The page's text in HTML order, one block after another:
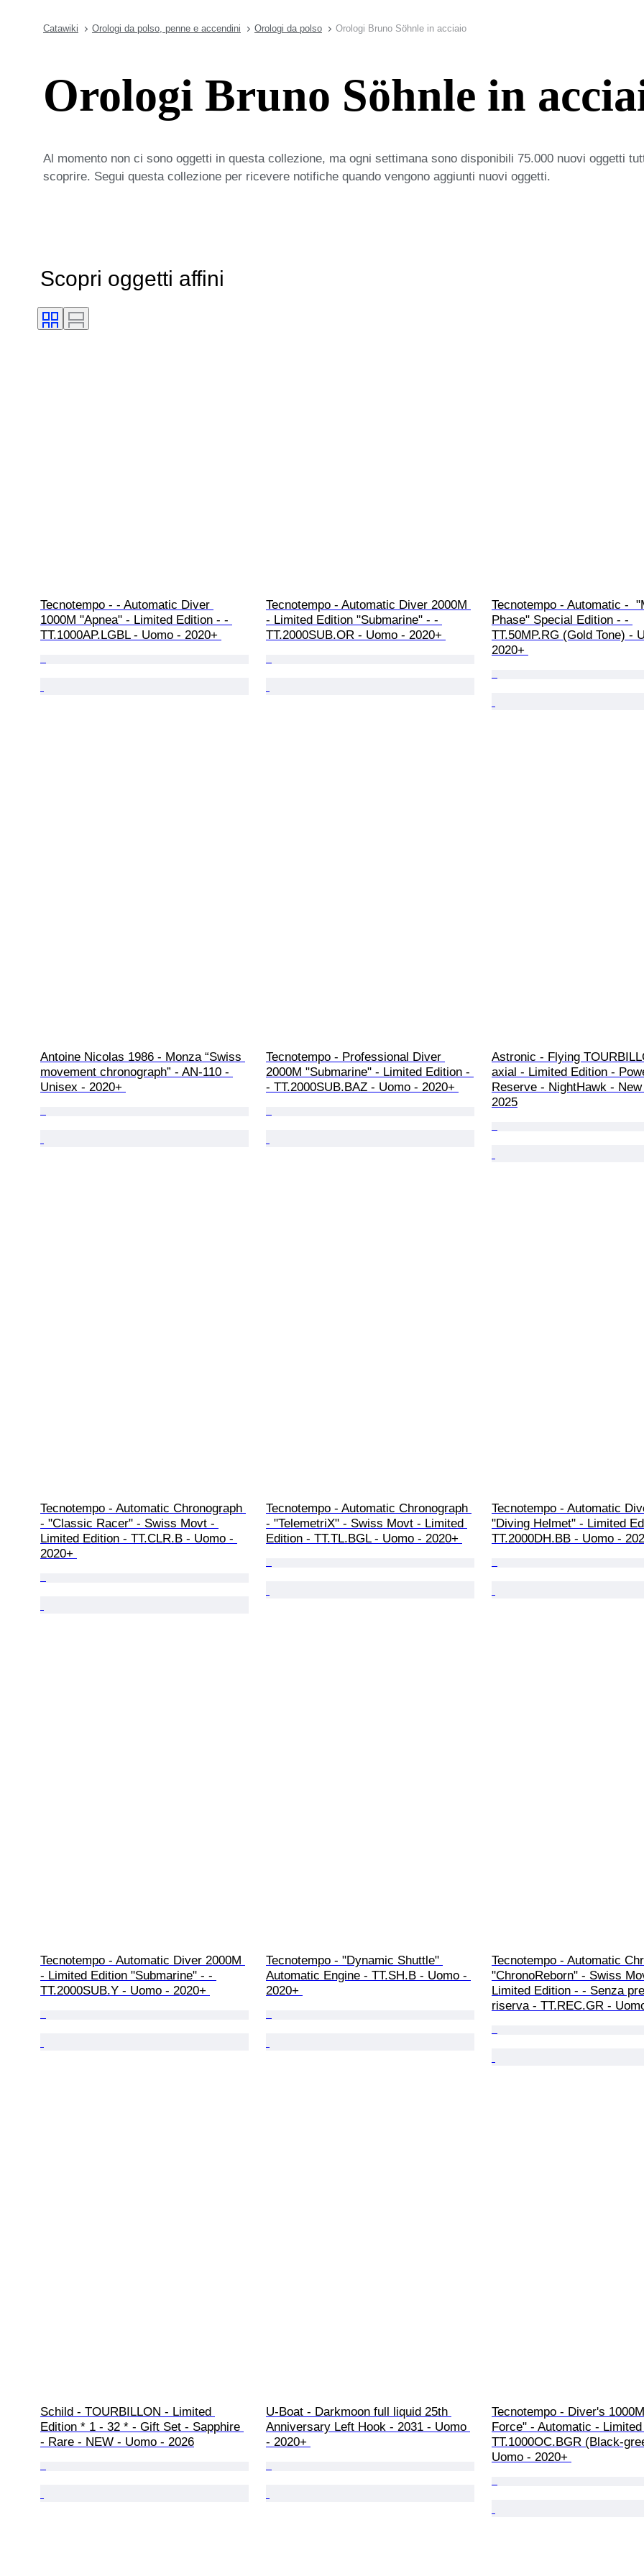
Catawiki Orologi da polso, penne e accendini Orologi da polso Orologi Bruno Söhnle in acciaio
Orologi Bruno Söhnle in
Al momento non ci sono oggetti in questa collezione, ma ogni settimana sono disponibili 75.000 nuovi oggetti
scoprire. Segui questa collezione per ricevere notifiche quando vengono aggiunti nuovi oggetti.
Scopri oggetti affini
Tecnotempo - - Automatic Diver
1000M "Apnea" - Limited Edition - -
TT.1000AP.LGBL - Uomo - 2020+
Tecnotempo - Automatic Diver 2000M
- Limited Edition "Submarine" - -
TT.2000SUB.OR - Uomo - 2020+
Tecnotempo - Automatic -
Phase" Special Edition - -
TT.50MP.RG (Gold Tone) -
2020+
Antoine Nicolas 1986 - Monza “Swiss
movement chronograph” - AN-110 -
Unisex - 2020+
Tecnotempo - Professional Diver
2000M "Submarine" - Limited Edition -
- TT.2000SUB.BAZ - Uomo - 2020+
Astronic - Flying
axial - Limited Edition -
Reserve - NightHawk -
2025
Tecnotempo - Automatic Chronograph
- "Classic Racer" - Swiss Movt -
Limited Edition - TT.CLR.B - Uomo -
2020+
Tecnotempo - Automatic Chronograph
- "TelemetriX" - Swiss Movt - Limited
Edition - TT.TL.BGL - Uomo - 2020+
Tecnotempo - Automatic
"Diving Helmet" - Limited
TT.2000DH.BB - Uomo -
Tecnotempo - Automatic Diver 2000M
- Limited Edition "Submarine" - -
TT.2000SUB.Y - Uomo - 2020+
Tecnotempo - "Dynamic Shuttle"
Automatic Engine - TT.SH.B - Uomo -
2020+
Tecnotempo - Automatic
"ChronoReborn" - Swiss
Limited Edition - - Senza
riserva - TT.REC.GR -
Schild - TOURBILLON - Limited
Edition * 1 - 32 * - Gift Set - Sapphire
- Rare - NEW - Uomo - 2026
U-Boat - Darkmoon full liquid 25th
Anniversary Left Hook - 2031 - Uomo
- 2020+
Tecnotempo - Diver's
Force" - Automatic -
TT.1000OC.BGR (Black-
Uomo - 2020+